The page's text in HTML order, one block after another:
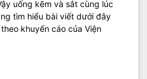
uống kẽm và sắt cùng lúc
tìm hiểu bài viết dưới đây
khuyến cáo của Viện